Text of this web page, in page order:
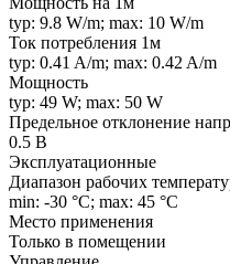
typ: 9.8 W/m; max: 10 W/m
Ток потребления 1м
typ: 0.41 A/m; max: 0.42 A/m
Мощность
typ: 49 W; max: 50 W
Предельное отклонение
0.5 В
Эксплуатационные
Диапазон рабочих
min: -30 °C; max: 45 °C
Место применения
Только в помещении